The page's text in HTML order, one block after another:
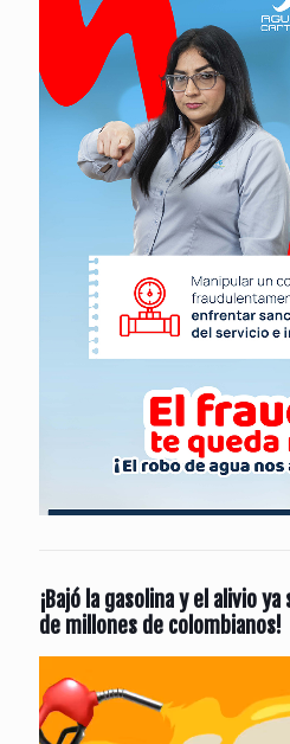
¡Bajó la gasolina y el alivio
de millones de colombianos!
de
vídeo